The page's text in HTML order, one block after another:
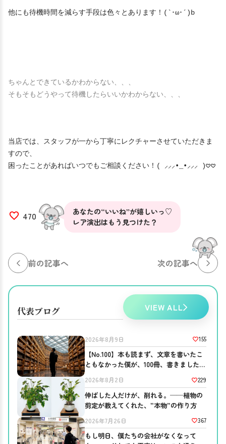
他にも待機時間を減らす手段は色々とあります！(`･ω･´)b
ちゃんとできているかわからない、、、
そもそもどうやって待機したらいいかわからない、、、
当店では、スタッフが一から丁寧にレクチャーさせていただきま
すので、
困ったことがあればいつでもご相談ください！( ⸝⸝⸝•_•⸝⸝⸝ )𖹭︎𖹭︎
470
あなたの“いいね”が嬉しいっ♡
レア演出はもう見つけた？
前の記事へ 次の記事へ
代表ブログ VIEW ALL
2026年8月9日 155
【No.100】本も読まず、文章を書いたこ
ともなかった僕が、100冊、書きました。
2026年8月2日 229
伸ばした人だけが、削れる。──植物の
剪定が教えてくれた、”本物”の作り方
2026年7月26日 367
もし明日、僕たちの会社がなくなって